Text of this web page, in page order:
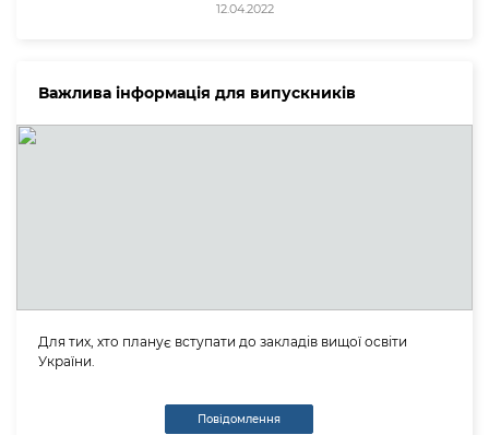
12.04.2022
Важлива інформація для випускників
Для тих, хто планує вступати до закладів вищої освіти
України.
Повідомлення